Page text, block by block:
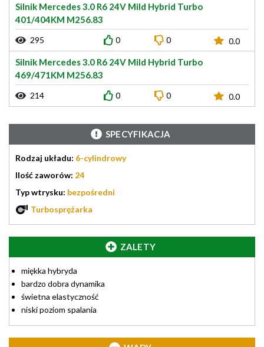
Silnik Mercedes 3.0 R6 24V Mild Hybrid Turbo
401/404KM M256.83
295 0 0 0.0
Silnik Mercedes 3.0 R6 24V Mild Hybrid Turbo
469/471KM M256.83
214 0 0 0.0
SPECYFIKACJA
Rodzaj układu: 6-cylindrowy
Ilość zaworów: 24
Typ wtrysku: bezpośredni
Turbosprężarka
ZALETY
miękka hybryda
bardzo dobra dynamika
świetna elastyczność
niski poziom spalania